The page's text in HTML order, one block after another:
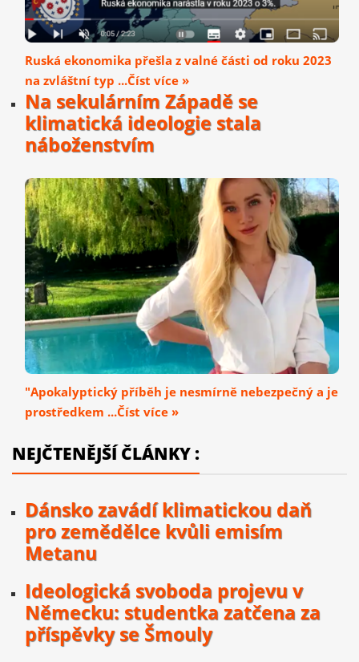
Ruská ekonomika přešla z valné části od roku 2023
na zvláštní typ ...Číst více »
Na sekulárním Západě se
klimatická ideologie stala
náboženstvím
"Apokalyptický příběh je nesmírně nebezpečný a je
prostředkem ...Číst více »
NEJČTENĚJŠÍ ČLÁNKY :
Dánsko zavádí klimatickou daň
pro zemědělce kvůli emisím
Metanu
Ideologická svoboda projevu v
Německu: studentka zatčena za
příspěvky se Šmouly